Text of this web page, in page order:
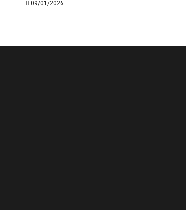
09/01/2026